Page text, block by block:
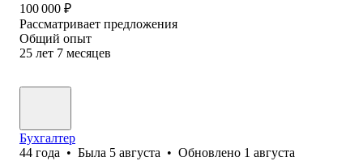
100 000 ₽
Рассматривает предложения
Общий опыт
25 лет 7 месяцев
Бухгалтер
44 года • Была 5 августа • Обновлено 1 августа